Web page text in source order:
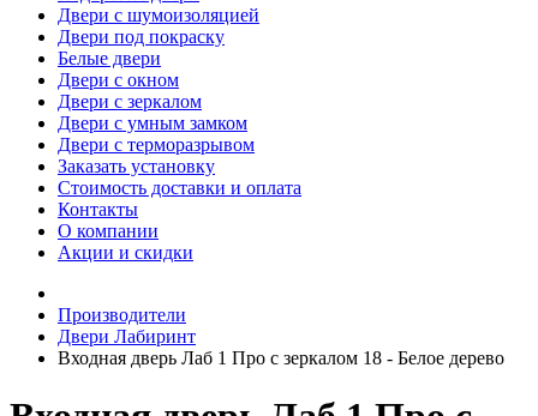
Двери с шумоизоляцией
Двери под покраску
Белые двери
Двери с окном
Двери с зеркалом
Двери с умным замком
Двери с терморазрывом
Заказать установку
Стоимость доставки и оплата
Контакты
О компании
Акции и скидки
Производители
Двери Лабиринт
Входная дверь Лаб 1 Про с зеркалом 18 - Белое дерево